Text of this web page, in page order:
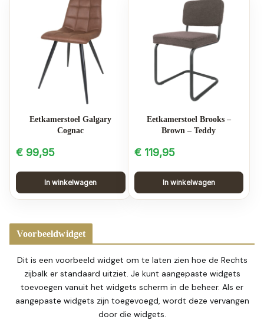
Eetkamerstoel Galgary
Cognac
€ 99,95
In winkelwagen
Eetkamerstoel Brooks –
Brown – Teddy
€119,95
In winkelwagen
Voorbeeldwidget
Dit is een voorbeeld widget om te laten zien hoe de Rechts
zijbalk er standaard uitziet. Je kunt aangepaste widgets
toevoegen vanuit het widgets scherm in de beheer. Als er
aangepaste widgets zijn toegevoegd, wordt deze vervangen
door die widgets.